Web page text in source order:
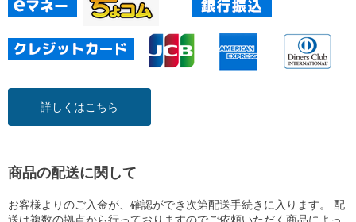
詳しくはこちら
商品の配送に関して
お客様よりのご入金が、確認ができ次第配送手続きに入ります。 配